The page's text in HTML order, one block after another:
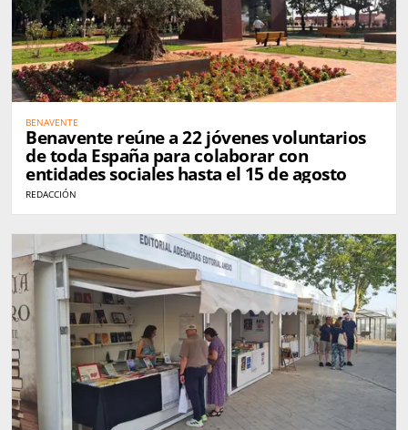
BENAVENTE
Benavente reúne a 22 jóvenes voluntarios
de toda España para colaborar con
entidades sociales hasta el 15 de agosto
REDACCIÓN